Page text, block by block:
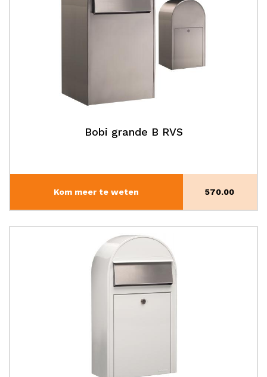
Bobi grande B RVS
Kom meer te weten 570.00